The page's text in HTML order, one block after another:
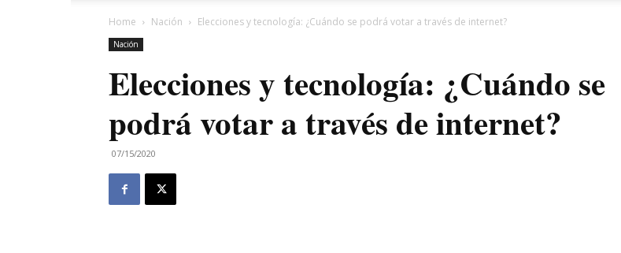
Home Nación Elecciones y tecnología: ¿Cuándo se podrá votar a través de internet?
Nación
Elecciones y tecnología: ¿Cuándo se
podrá votar a través de internet?
07/15/2020